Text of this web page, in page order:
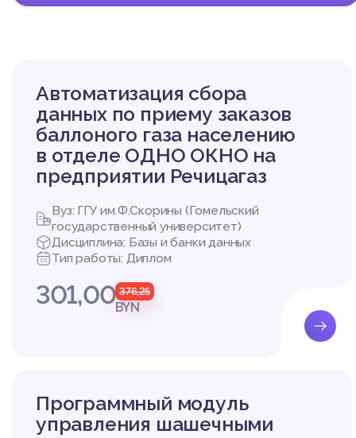
требованиям:
- возможность
- возможность
- возможность
- создание отчет
- создание и вывод на
Пользовательское
Данный программный
Алгоритмизация в
ействия
в, достаточных для
• Алгоритмы,
• Алгоритмы
Автоматизация сбора
данных по приему заказов
баллоного газа населению
в отделе ОДНО ОКНО на
предприятии Речицагаз
Вуз: ГГУ им.Ф.Скорины (Гомельский
государственный университет)
Дисциплина: Базы и банки данных
Тип работы: Диплом
301,00 376,25
BYN
Программный модуль
управления шашечными